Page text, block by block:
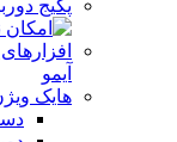
پکیج
آیمو
هایک